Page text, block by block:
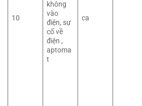
10
không
vào
điện, sự
cố về
điện ,
aptoma
t
ca